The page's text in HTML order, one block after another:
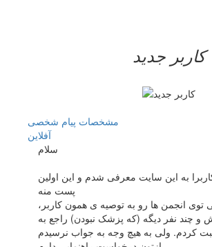
کاربر جدید
مشخصات پیام شخصی
آفلاين
سلام
به این سایت معرفی شدم و این اولین
پست منه
توی انجمن ها رو به توصیه ی همون کاربر،
و چند نفر دیگه (که پزشک نبودن) راجع به
کردم. ولی به هیچ وجه به جواب نرسیدم